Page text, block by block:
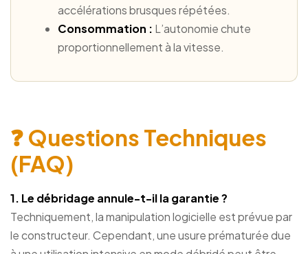
accélérations brusques répétées.
Consommation : L’autonomie chute
proportionnellement à la vitesse.
❓ Questions Techniques
(FAQ)
1. Le débridage annule-t-il la garantie ?
Techniquement, la manipulation logicielle est prévue par
le constructeur. Cependant, une usure prématurée due